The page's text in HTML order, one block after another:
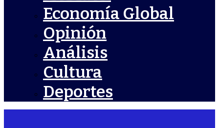
Economía Global
Opinión
Análisis
Cultura
Deportes